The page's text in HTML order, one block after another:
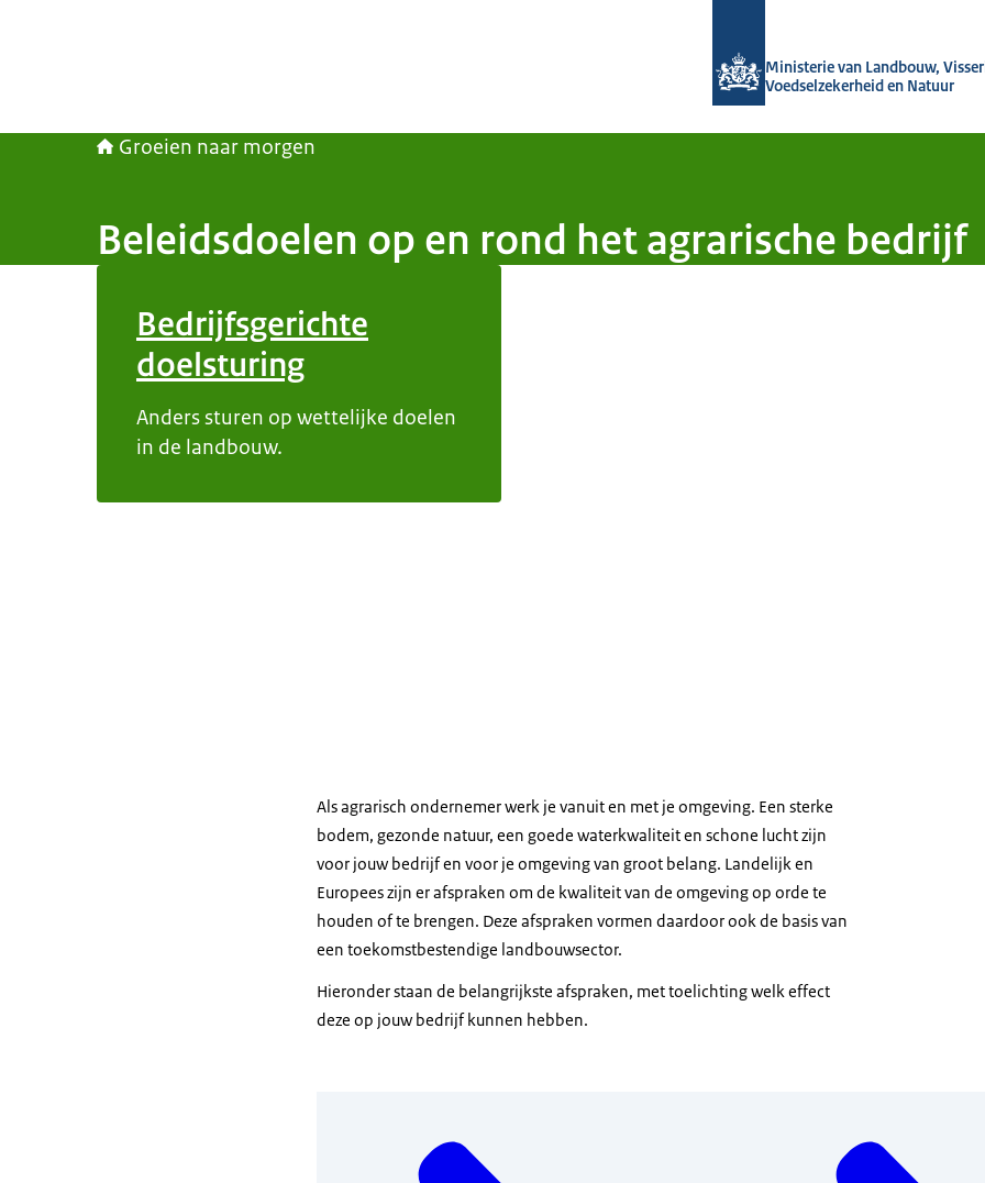
Ministerie van Landbouw,
Voedselzekerheid en Natuur
Groeien naar morgen
Beleidsdoelen op en rond het agrarische bedrijf
Bedrijfsgerichte
doelsturing
Anders sturen op wettelijke doelen
in de landbouw.
Als agrarisch ondernemer werk je vanuit en met je omgeving. Een sterke
bodem, gezonde natuur, een goede waterkwaliteit en schone lucht zijn
voor jouw bedrijf en voor je omgeving van groot belang. Landelijk en
Europees zijn er afspraken om de kwaliteit van de omgeving op orde te
houden of te brengen. Deze afspraken vormen daardoor ook de basis van
een toekomstbestendige landbouwsector.
Hieronder staan de belangrijkste afspraken, met toelichting welk effect
deze op jouw bedrijf kunnen hebben.